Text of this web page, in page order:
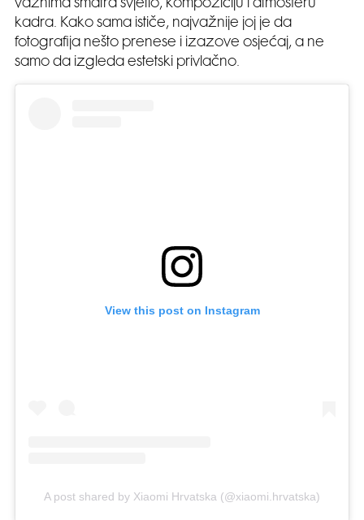
važnima smatra svjetlo, kompoziciju i atmosferu
kadra. Kako sama ističe, najvažnije joj je da
fotografija nešto prenese i izazove osjećaj, a ne
samo da izgleda estetski privlačno.
View this post on Instagram
A post shared by Xiaomi Hrvatska (@xiaomi.hrvatska)